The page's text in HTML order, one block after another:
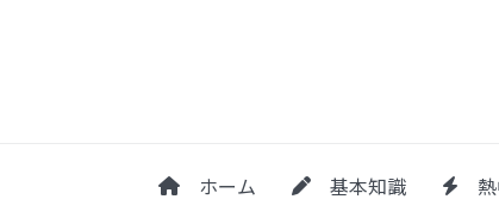
ホーム 基本知識 熱